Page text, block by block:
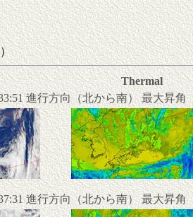
）
Thermal
進行方向（北から南） 最大昇角
進行方向（北から南） 最大昇角